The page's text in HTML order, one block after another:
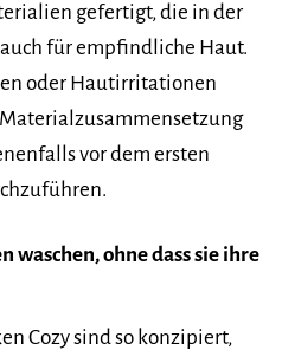
gefertigt, die in der
für empfindliche Haut.
oder Hautirritationen
vor dem ersten
waschen, ohne dass sie ihre
Cozy sind so konzipiert,